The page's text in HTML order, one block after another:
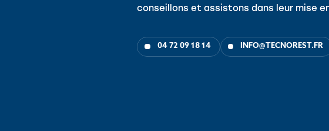
conseillons et assistons dans leur mise
04 72 09 18 14 INFO@TECNOREST.FR